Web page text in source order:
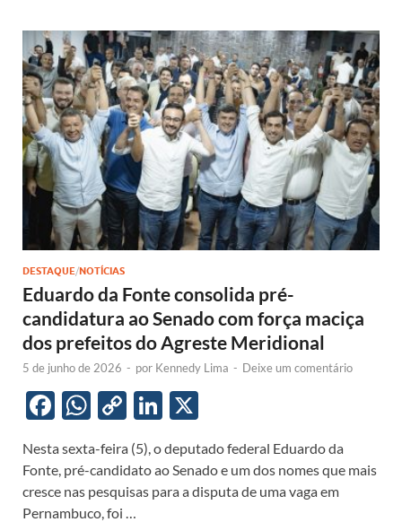
o
o
k
A
p
p
Li
n
k
dI
n
DESTAQUE/NOTÍCIAS
Eduardo da Fonte consolida pré-
candidatura ao Senado com força maciça
dos prefeitos do Agreste Meridional
5 de junho de 2026 - por Kennedy Lima - Deixe um comentário
F
e
b
W
at
s
C
o
p
y
Li
k
e
Nesta sexta-feira (5), o deputado federal Eduardo da
Fonte, pré-candidato ao Senado e um dos nomes que mais
cresce nas pesquisas para a disputa de uma vaga em
Pernambuco, foi …